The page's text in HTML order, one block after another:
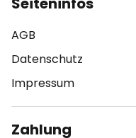
AGB
Datenschutz
Impressum
Zahlung